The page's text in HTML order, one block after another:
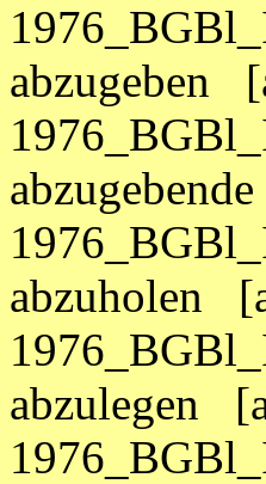
abzugeben
abzuholen
abzulegen